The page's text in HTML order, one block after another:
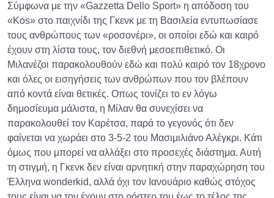
Σύμφωνα με την «Gazzetta Dello Sport» η απόδοση του
«Kos» στο παιχνίδι της Γκενκ με τη Βασιλεία εντυπωσίασε
τους ανθρώπους των «ροσονέρι», οι οποίοι εδώ και καιρό
έχουν στη λίστα τους, τον διεθνή μεσοεπιθετικό. Οι
Μιλανέζοι παρακολουθούν εδώ και πολύ καιρό τον 18χρονο
και όλες οι εισηγήσεις των ανθρώπων που τον βλέπουν
από κοντά είναι θετικές. Οπως τονίζει το εν λόγω
δημοσίευμα μάλιστα, η Μίλαν θα συνεχίσει να
παρακολουθεί τον Καρέτσα, παρά το γεγονός ότι δεν
φαίνεται να χωράει στο 3-5-2 του Μασιμιλιάνο Αλέγκρι. Κάτι
όμως που μπορεί να αλλάξει στο προσεχές διάστημα. Αυτή
τη στιγμή, η Γκενκ δεν είναι αρνητική στην παραχώρηση του
Έλληνα wonderkid, αλλά όχι τον Ιανουάριο καθώς στόχος